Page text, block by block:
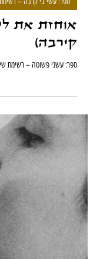
ספר: עשי בי קרבה – רשימת
קירבה)
ספר: עשני פשוטה – רשימת